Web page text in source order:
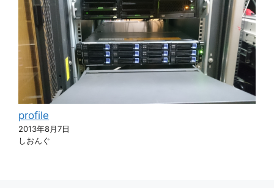
profile
2013年8月7日
しおんぐ